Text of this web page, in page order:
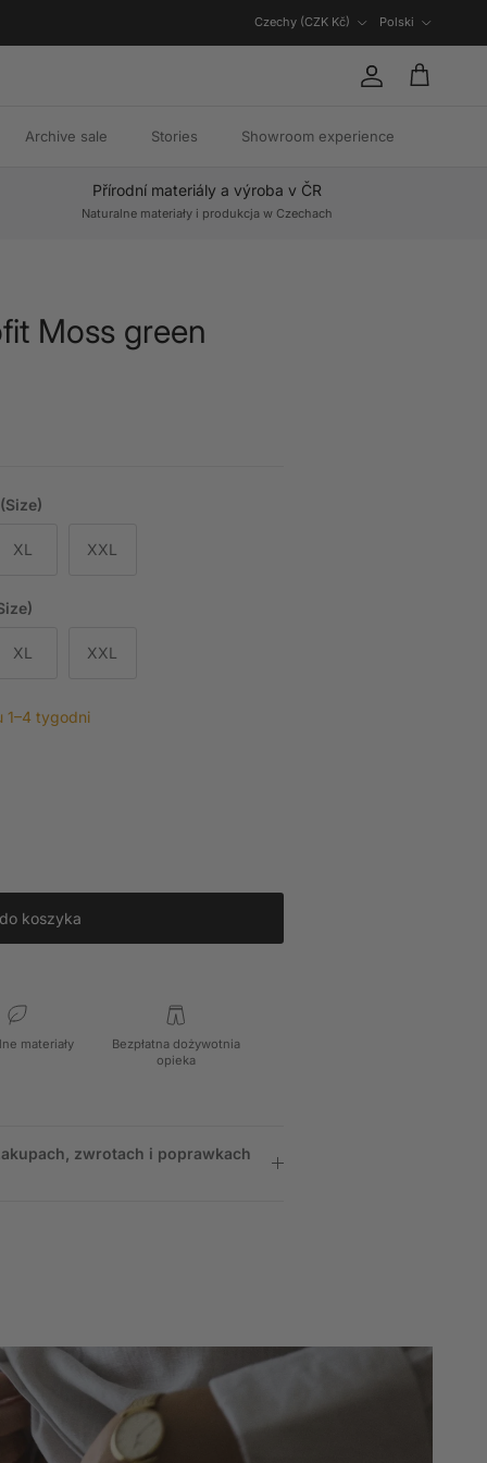
Czechy (CZK Kč)
Polski
KontoKoszyk
Archive sale Stories Showroom experience
Přírodní materiály a výroba v ČR
Naturalne materiały i produkcja w Czechach
Moss green
XL XXL
XL XXL
1–4 tygodni
koszyka
materiały
Bezpłatna dożywotnia
opieka
zwrotach i poprawkach